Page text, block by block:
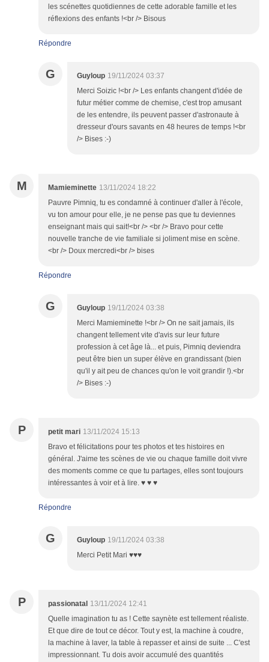
les scénettes quotidiennes de cette adorable famille et les
réflexions des enfants !<br /> Bisous
Répondre
G Guyloup 19/11/2024 03:37
Merci Soizic !<br /> Les enfants changent d'idée de
futur métier comme de chemise, c'est trop amusant
de les entendre, ils peuvent passer d'astronaute à
dresseur d'ours savants en 48 heures de temps !<br
/> Bises :-)
M Mamieminette 13/11/2024 18:22
Pauvre Pimniq, tu es condamné à continuer d'aller à l'école,
vu ton amour pour elle, je ne pense pas que tu deviennes
enseignant mais qui sait!<br /> <br /> Bravo pour cette
nouvelle tranche de vie familiale si joliment mise en scène.
<br /> Doux mercredi<br /> bises
Répondre
G Guyloup 19/11/2024 03:38
Merci Mamieminette !<br /> On ne sait jamais, ils
changent tellement vite d'avis sur leur future
profession à cet âge là... et puis, Pimniq deviendra
peut être bien un super élève en grandissant (bien
qu'il y ait peu de chances qu'on le voit grandir !).<br
/> Bises :-)
P petit mari 13/11/2024 15:13
Bravo et félicitations pour tes photos et tes histoires en
général. J'aime tes scènes de vie ou chaque famille doit vivre
des moments comme ce que tu partages, elles sont toujours
intéressantes à voir et à lire. ♥ ♥ ♥
Répondre
G Guyloup 19/11/2024 03:38
Merci Petit Mari ♥♥♥
P passionatal 13/11/2024 12:41
Quelle imagination tu as ! Cette saynète est tellement réaliste.
Et que dire de tout ce décor. Tout y est, la machine à coudre,
la machine à laver, la table à repasser et ainsi de suite ... C'est
impressionnant. Tu dois avoir accumulé des quantités